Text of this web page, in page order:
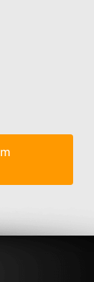
m